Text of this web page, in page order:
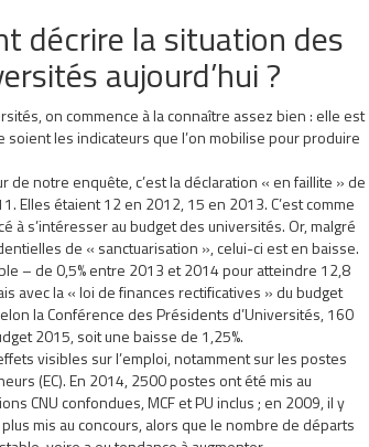
décrire la situation des
aujourd’hui ?
on commence à la connaître assez bien : elle est
soient les indicateurs que l’on mobilise pour produire
de notre enquête, c’est la déclaration « en faillite » de
Elles étaient 12 en 2012, 15 en 2013. C’est comme
à s’intéresser au budget des universités. Or, malgré
de « sanctuarisation », celui-ci est en baisse.
– de 0,5% entre 2013 et 2014 pour atteindre 12,8
avec la « loi de finances rectificatives » du budget
la Conférence des Présidents d’Universités, 160
2015, soit une baisse de 1,25%.
visibles sur l’emploi, notamment sur les postes
(EC). En 2014, 2500 postes ont été mis au
CNU confondues, MCF et PU inclus ; en 2009, il y
mis au concours, alors que le nombre de départs